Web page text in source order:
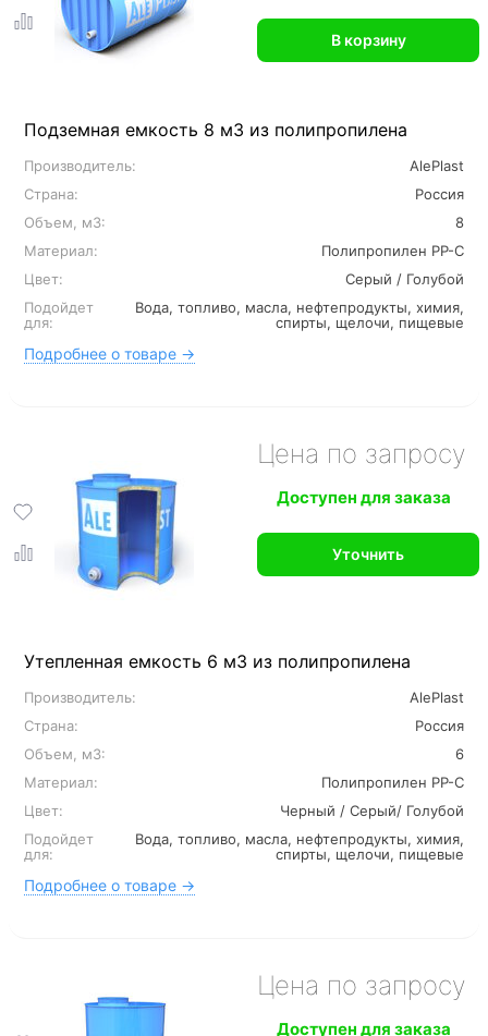
Подземная емкость 8 м3 из полипропилена
Производитель:
AlePlast
Страна:
Россия
Объем, м3:
8
Материал:
Полипропилен PP-C
Цвет:
Серый / Голубой
Подойдет
для:
Вода, топливо, масла, нефтепродукты, химия,
спирты, щелочи, пищевые
Подробнее о товаре →
В корзину
Утепленная емкость 6 м3 из полипропилена
Производитель:
AlePlast
Страна:
Россия
Объем, м3:
6
Материал:
Полипропилен PP-C
Цвет:
Черный / Серый/ Голубой
Подойдет
для:
Вода, топливо, масла, нефтепродукты, химия,
спирты, щелочи, пищевые
Подробнее о товаре →
Цена по запросу
Доступен для заказа
Уточнить
Цена по запросу
Доступен для заказа